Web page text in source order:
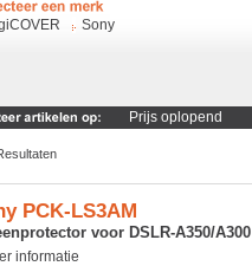
Sony
Prijs oplopend
PCK-LS3AM
voor DSLR-A350/A300
informatie